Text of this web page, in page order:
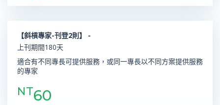
【斜槓專家-刊登2則】 -
上刊期間180天
適合有不同專長可提供服務，或同一專長以不同方案提供服務
的專家
NT60